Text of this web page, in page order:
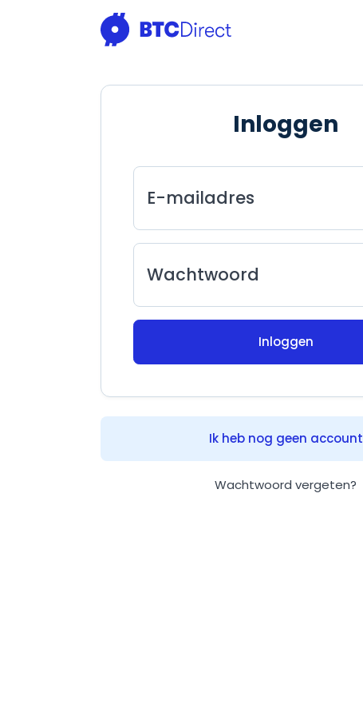
Inloggen
E-mailadres
Wachtwoord
Inloggen
Ik heb nog geen account
Wachtwoord vergeten?